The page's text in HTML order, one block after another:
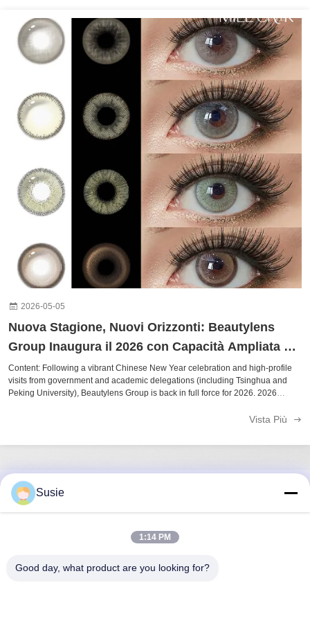
2026-05-05
Nuova Stagione, Nuovi Orizzonti: Beautylens
Group Inaugura il 2026 con Capacità Ampliata e
Oltre 1500 Design
Content: Following a vibrant Chinese New Year celebration and high-profile
visits from government and academic delegations (including Tsinghua and
Peking University), Beautylens Group is back in full force for 2026. 2026
Vista Più
Contatto rapido
Prima Strada Zhongyi, Distretto di Yuhua, Changsha,
Susie
1:14 PM
Good day, what product are you looking for?